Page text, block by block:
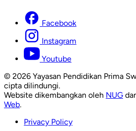
Facebook
Instagram
Youtube
© 2026 Yayasan Pendidikan Prima
cipta dilindungi.
Website dikembangkan oleh NUG
Web.
Privacy Policy